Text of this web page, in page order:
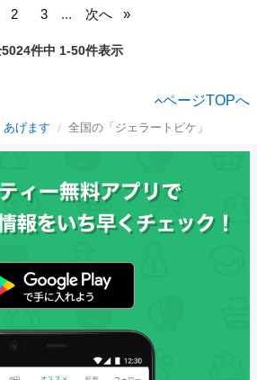
2 3 ... 次へ
件中 1-50件表示
ページTOPへ
あげます 全国の「ジェラートピケ」